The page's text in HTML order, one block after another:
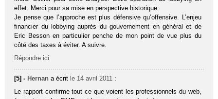
effet. Merci pour sa mise en perspective historique.
Je pense que l’approche est plus défensive qu’offensive. L’enjeu
financier du lobbying auprès du gouvernement en général et de
Eric Besson en particulier penche de mon point de vue plus du
côté des taxes à éviter. A suivre.
Répondre ici
[5] - Hernan a écrit le 14 avril 2011 :
Le rapport confirme tout ce que voient les professionnels du web,